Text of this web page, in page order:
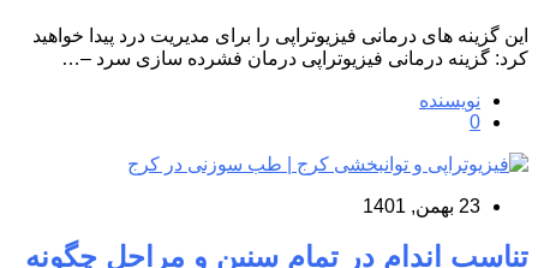
این گزینه های درمانی فیزیوتراپی را برای مدیریت درد پیدا خواهید
کرد: گزینه درمانی فیزیوتراپی درمان فشرده سازی سرد –…
نویسنده
0
23 بهمن, 1401
تناسب اندام در تمام سنین و مراحل چگونه